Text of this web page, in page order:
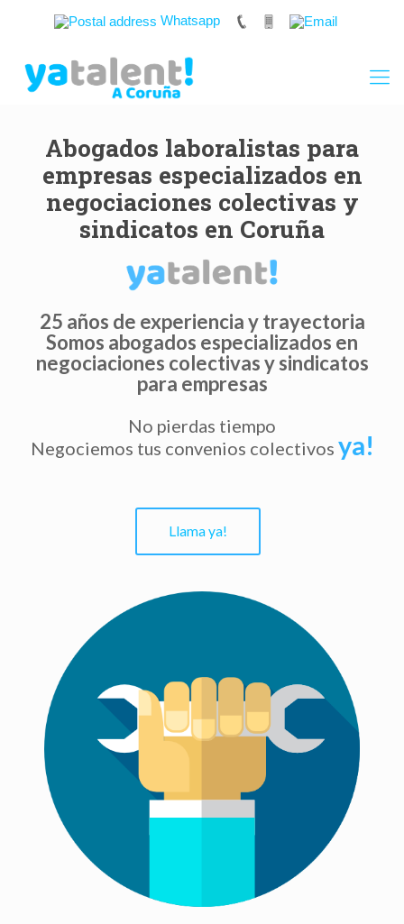
Whatsapp
Abogados laboralistas para
empresas especializados en
negociaciones colectivas y
sindicatos en Coruña
25 años de experiencia y trayectoria
Somos abogados especializados en
negociaciones colectivas y sindicatos
para empresas
No pierdas tiempo
Negociemos tus convenios colectivos ya!
Llama ya!